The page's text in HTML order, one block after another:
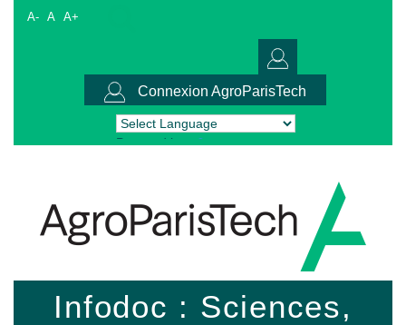
A- A A+
Connexion AgroParisTech
Powered by Translate
Infodoc : Sciences,